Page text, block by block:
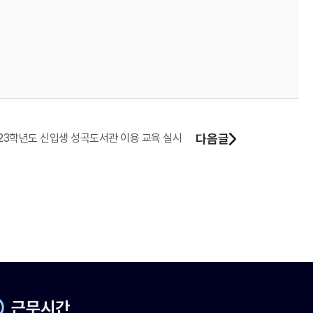
학년도 신입생 성곡도서관 이용 교육 실시 다음글
근무시간